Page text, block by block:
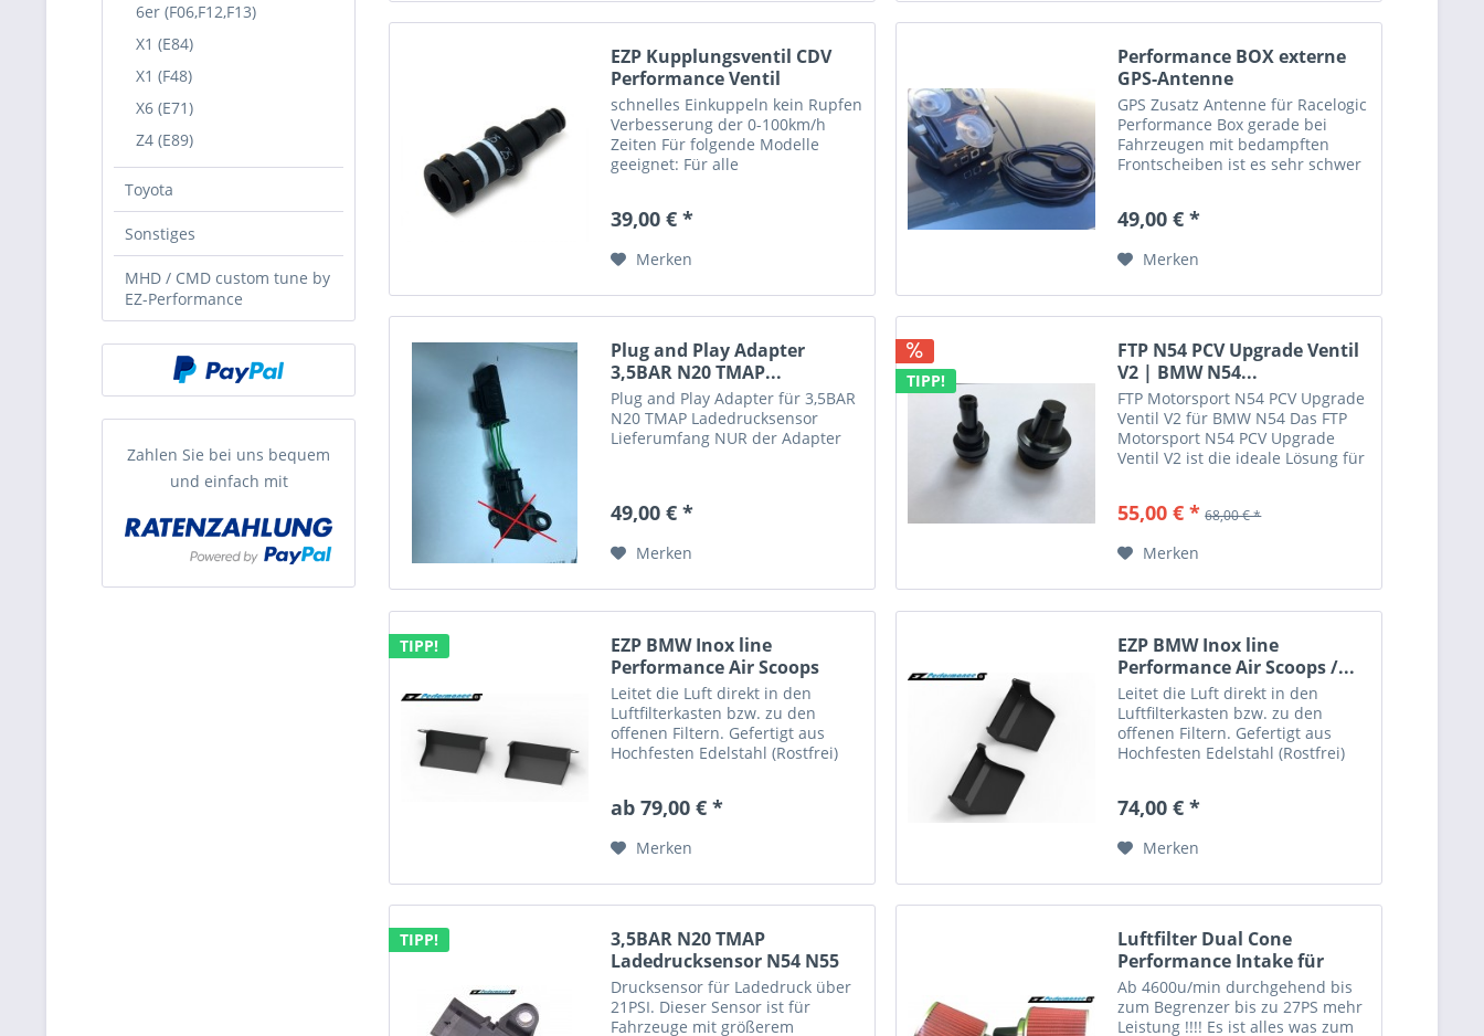
6er (F06,F12,F13)
X1 (E84)
X1 (F48)
X6 (E71)
Z4 (E89)
Toyota
Sonstiges
MHD / CMD custom tune by
EZ-Performance
Zahlen Sie bei uns bequem
und einfach mit
EZP Kupplungsventil CDV
Performance Ventil
schnelles Einkuppeln kein Rupfen
Verbesserung der 0-100km/h
Zeiten Für folgende Modelle
geeignet: Für alle
Diesel Modelle) 3er E90
3er E91 Touring 3er E91 LCI...
39,00 € *
Merken
Performance BOX externe
GPS-Antenne
GPS Zusatz Antenne für Racelogic
Performance Box gerade bei
Fahrzeugen mit bedampften
Frontscheiben ist es sehr schwer
Zusatzantenne schafft da Abhilfe,
49,00 € *
Merken
Plug and Play Adapter
3,5BAR N20 TMAP...
Plug and Play Adapter für 3,5BAR
N20 TMAP Ladedrucksensor
Lieferumfang NUR der Adapter
49,00 € *
Merken
TIPP!
FTP N54 PCV Upgrade Ventil
V2 | BMW N54...
FTP Motorsport N54 PCV Upgrade
Ventil V2 für BMW N54 Das FTP
Motorsport N54 PCV Upgrade
Ventil V2 ist die ideale Lösung für
Motoren. Im Vergleich zum
55,00 € * 68,00 € *
Merken
TIPP!
EZP BMW Inox line
Performance Air Scoops
Leitet die Luft direkt in den
Luftfilterkasten bzw. zu den
offenen Filtern. Gefertigt aus
Hochfesten Edelstahl (Rostfrei)
zulässig im Bereich der StVO
ab 79,00 € *
Merken
EZP BMW Inox line
Performance Air Scoops /...
Leitet die Luft direkt in den
Luftfilterkasten bzw. zu den
offenen Filtern. Gefertigt aus
Hochfesten Edelstahl (Rostfrei)
Modelle mit folgendem
nicht...
74,00 € *
Merken
TIPP!
3,5BAR N20 TMAP
Ladedrucksensor N54 N55
MHD JB4
Drucksensor für Ladedruck über
21PSI. Dieser Sensor ist für
Fahrzeuge mit größerem
Luftfilter Dual Cone
Performance Intake für
BMW...
Ab 4600u/min durchgehend bis
zum Begrenzer bis zu 27PS mehr
Leistung !!!! Es ist alles was zum